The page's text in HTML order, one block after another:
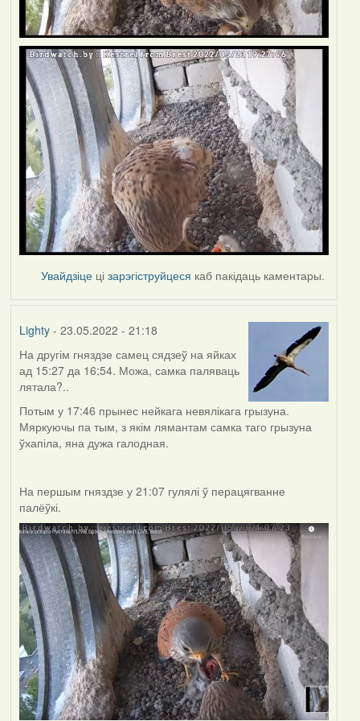
Увайдзіце цізарэгіструйцеся каб пакідаць каментары.
Lighty- 23.05.2022 - 21:18
На другім гняздзе самец сядзеў на яйках
ад 15:27 да 16:54. Можа, самка паляваць
лятала?..
Потым у 17:46 прынес нейкага невялікага грызуна.
Мяркуючы па тым, з якім лямантам самка таго грызуна
ўхапіла, яна дужа галодная.
На першым гняздзе у 21:07 гулялі ў перацягванне
палёўкі.